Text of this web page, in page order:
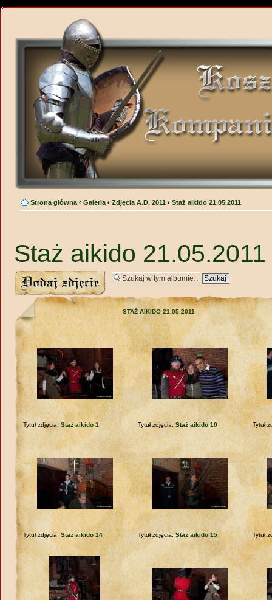
Strona główna ‹ Galeria ‹ Zdjęcia A.D. 2011 ‹ Staż aikido 21.05.2011
Staż aikido 21.05.2011
Wyślij zdjęcie
STAŻ AIKIDO 21.05.2011
Tytuł zdjęcia:Staż aikido 1 Tytuł zdjęcia:Staż aikido 10 Tytuł
Tytuł zdjęcia:Staż aikido 14 Tytuł zdjęcia:Staż aikido 15 Tytuł